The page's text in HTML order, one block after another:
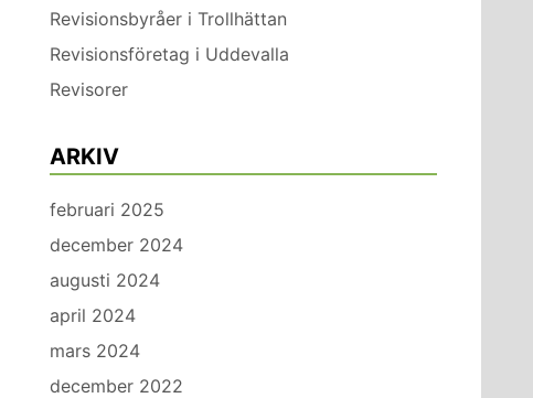
Revisionsbyråer i Trollhättan
Revisionsföretag i Uddevalla
Revisorer
ARKIV
februari 2025
december 2024
augusti 2024
april 2024
mars 2024
december 2022